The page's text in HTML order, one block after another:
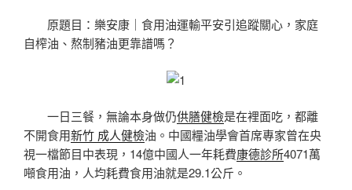
原題目：樂安康｜食用油運輸平安引追蹤關心，家庭
自榨油、熬制豬油更靠譜嗎？
一日三餐，無論本身做仍供膳健檢是在裡面吃，都離
不開食用新竹 成人健檢油。中國糧油學會首席專家曾在央
視一檔節目中表現，14億中國人一年耗費康德診所4071萬
噸食用油，人均耗費食用油就是29.1公斤。